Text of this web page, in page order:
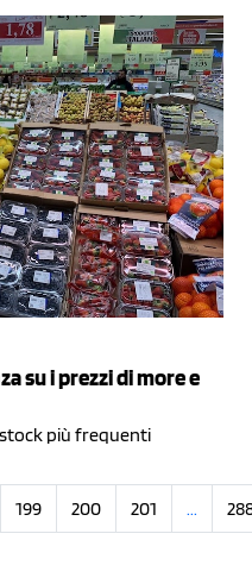
su i prezzi di more e
più frequenti
199 200 201 ...